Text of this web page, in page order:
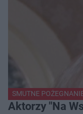
SMUTNE
Aktorzy "Na